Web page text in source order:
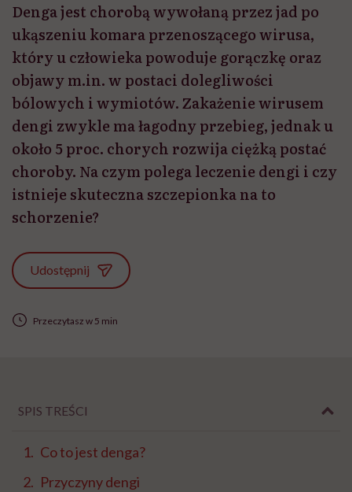
Denga jest chorobą wywołaną przez jad po
ukąszeniu komara przenoszącego wirusa,
który u człowieka powoduje gorączkę oraz
objawy m.in. w postaci dolegliwości
bólowych i wymiotów. Zakażenie wirusem
dengi zwykle ma łagodny przebieg, jednak u
około 5 proc. chorych rozwija ciężką postać
choroby. Na czym polega leczenie dengi i czy
istnieje skuteczna szczepionka na to
schorzenie?
Udostępnij
Przeczytasz w 5 min
SPIS TREŚCI
Co to jest denga?
Przyczyny dengi